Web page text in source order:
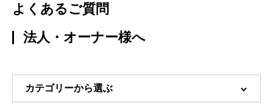
よくあるご質問
法人・オーナー様へ
カテゴリーから選ぶ